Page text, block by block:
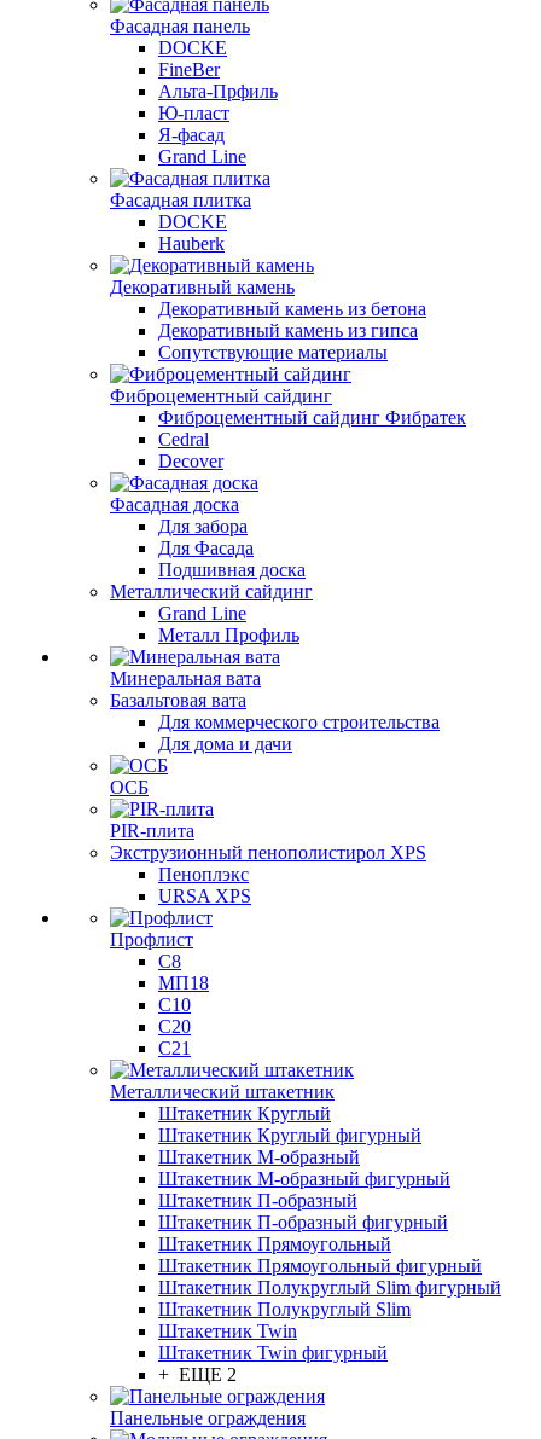
Фасадная панель
DOCKE
FineBer
Альта-Прфиль
Ю-пласт
Я-фасад
Grand Line
Фасадная плитка
DOCKE
Hauberk
Декоративный камень
Декоративный камень из бетона
Декоративный камень из гипса
Сопутствующие материалы
Фиброцементный сайдинг
Фиброцементный сайдинг Фибратек
Cedral
Decover
Фасадная доска
Для забора
Для Фасада
Подшивная доска
Металлический сайдинг
Grand Line
Металл Профиль
Минеральная вата
Базальтовая вата
Для коммерческого строительства
Для дома и дачи
ОСБ
PIR-плита
Экструзионный пенополистирол XPS
Пеноплэкс
URSA XPS
Профлист
С8
МП18
С10
С20
С21
Металлический штакетник
Штакетник Круглый
Штакетник Круглый фигурный
Штакетник М-образный
Штакетник М-образный фигурный
Штакетник П-образный
Штакетник П-образный фигурный
Штакетник Прямоугольный
Штакетник Прямоугольный фигурный
Штакетник Полукруглый Slim фигурный
Штакетник Полукруглый Slim
Штакетник Twin
Штакетник Twin фигурный
+ ЕЩЕ 2
Панельные ограждения